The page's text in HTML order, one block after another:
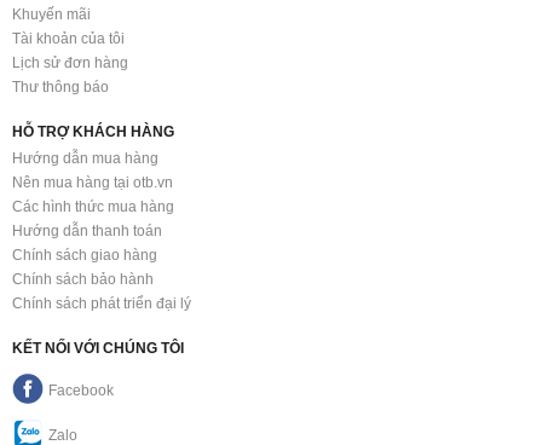
Khuyến mãi
Tài khoản của tôi
Lịch sử đơn hàng
Thư thông báo
HỖ TRỢ KHÁCH HÀNG
Hướng dẫn mua hàng
Nên mua hàng tại otb.vn
Các hình thức mua hàng
Hướng dẫn thanh toán
Chính sách giao hàng
Chính sách bảo hành
Chính sách phát triển đại lý
KẾT NỐI VỚI CHÚNG TÔI
Facebook
Zalo